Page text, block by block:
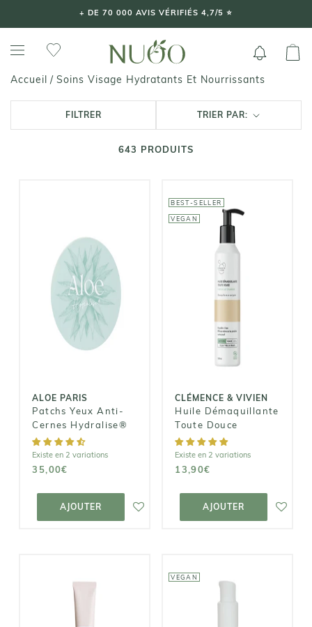
+ DE 70 000 AVIS VÉRIFIÉS 4,7/5 ⭐️
Accueil / Soins Visage Hydratants Et Nourrissants
FILTRER TRIER PAR:
643 PRODUITS
ALOE PARIS
Patchs Yeux Anti-
Cernes Hydralise®
Existe en 2 variations
35,00€
AJOUTER
ALOE PARIS
Patchs Yeux
Anti-Cernes
Hydralise®
AJOUTER AU
PANIER
BEST-SELLER
VEGAN
CLÉMENCE & VIVIEN
Huile Démaquillante
Toute Douce
Existe en 2 variations
13,90€
AJOUTER
CLÉMENCE &
VIVIEN
Huile
Démaquillante
Toute Douce
AJOUTER AU
PANIER
VEGAN